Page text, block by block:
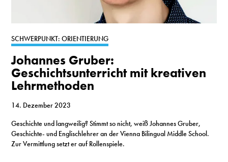
SCHWERPUNKT: ORIENTIERUNG
Johannes Gruber:
Geschichtsunterricht mit kreativen
Lehrmethoden
14. Dezember 2023
Geschichte und langweilig? Stimmt so nicht, weiß Johannes Gruber,
Geschichte- und Englischlehrer an der Vienna Bilingual Middle School.
Zur Vermittlung setzt er auf Rollenspiele.